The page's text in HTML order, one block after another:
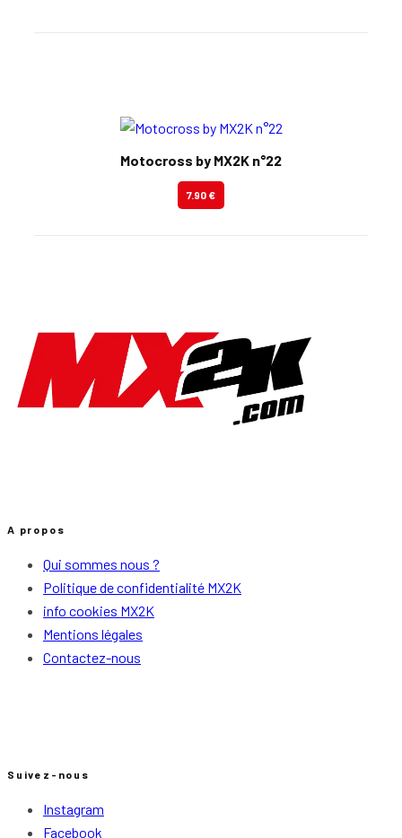
Motocross by MX2K n°22
7.90 €
A propos
Qui sommes nous ?
Politique de confidentialité MX2K
info cookies MX2K
Mentions légales
Contactez-nous
Suivez-nous
Instagram
Facebook